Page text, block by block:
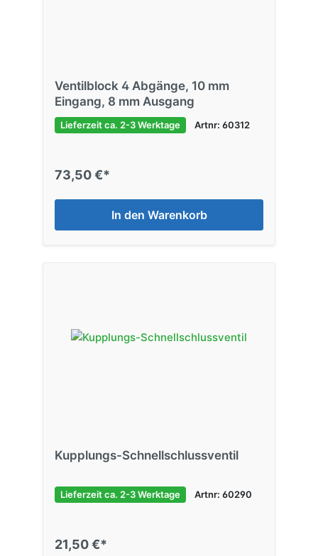
Ventilblock 4 Abgänge, 10 mm
Eingang, 8 mm Ausgang
Lieferzeit ca. 2-3 Werktage Artnr: 60312
73,50 €*
In den Warenkorb
Kupplungs-Schnellschlussventil
Lieferzeit ca. 2-3 Werktage Artnr: 60290
21,50 €*